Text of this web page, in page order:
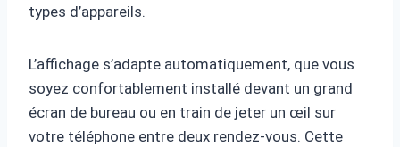
types d’appareils.
L’affichage s’adapte automatiquement, que vous
soyez confortablement installé devant un grand
écran de bureau ou en train de jeter un œil sur
votre téléphone entre deux rendez-vous. Cette